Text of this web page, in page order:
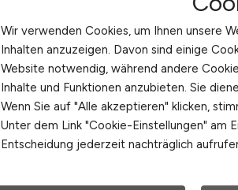
TOP JOB
Wir verwenden Cookies, um Ihnen unsere
Inhalten anzuzeigen. Davon sind einige
Website notwendig, während andere
Inhalte und Funktionen anzubieten. Sie
Wenn Sie auf "Alle akzeptieren" klicken,
Unter dem Link "Cookie-Einstellungen" am
Entscheidung jederzeit nachträglich